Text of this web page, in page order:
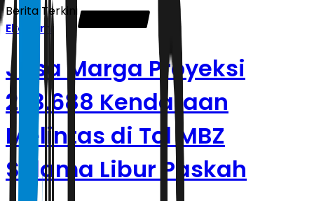
Berita Terkini
Ekonomi
Jasa Marga Proyeksi
233.688 Kendaraan
Melintas di Tol MBZ
Selama Libur Paskah